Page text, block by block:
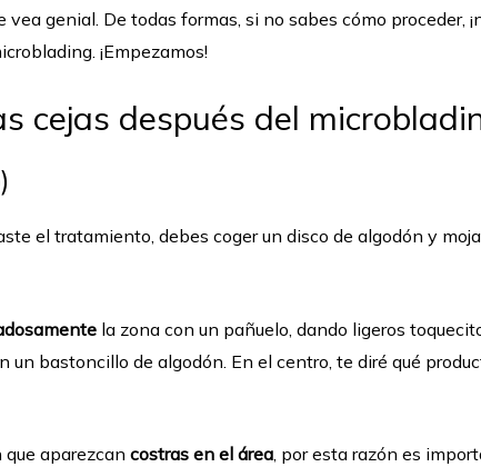
vea genial. De todas formas, si no sabes cómo proceder,
¡Empezamos!
cejas después del
el tratamiento, debes coger un disco de algodón y
la zona con un pañuelo, dando ligeros
un bastoncillo de algodón. En el centro, te diré qué
aparezcan costras en el área, por esta razón es